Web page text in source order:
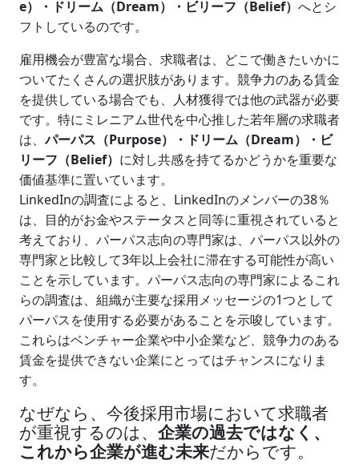
e）・ドリーム（Dream）・ビリーフ（Belief） へとシ
フトしているのです。
雇用機会が豊富な場合、求職者は、どこで働きたいかに
ついてたくさんの選択肢があります。競争力のある賃金
を提供している場合でも、人材獲得では他の武器が必要
です。特にミレニアム世代を中心推した若年層の求職者
は、パーパス（Purpose）・ドリーム（Dream）・ビ
リーフ（Belief） に対し共感を持てるかどうかを重要な
価値基準に置いています。
LinkedInの調査によると、LinkedInのメンバーの38％
は、目的がお金やステータスと同等に重視されていると
考えており、パーパス志向の専門家は、パーパス以外の
専門家と比較して3年以上会社に滞在する可能性が高い
ことを示しています。パーパス志向の専門家によるこれ
らの調査は、組織が主要な採用メッセージの1つとして
パーパスを使用する必要があることを示唆しています。
これらはベンチャー企業や中小企業など、競争力のある
賃金を提供できない企業にとってはチャンスになりま
す。
なぜなら、今後採用市場において求職者
が重視するのは、 企業の過去ではなく、
これから企業が進む未来だからです。